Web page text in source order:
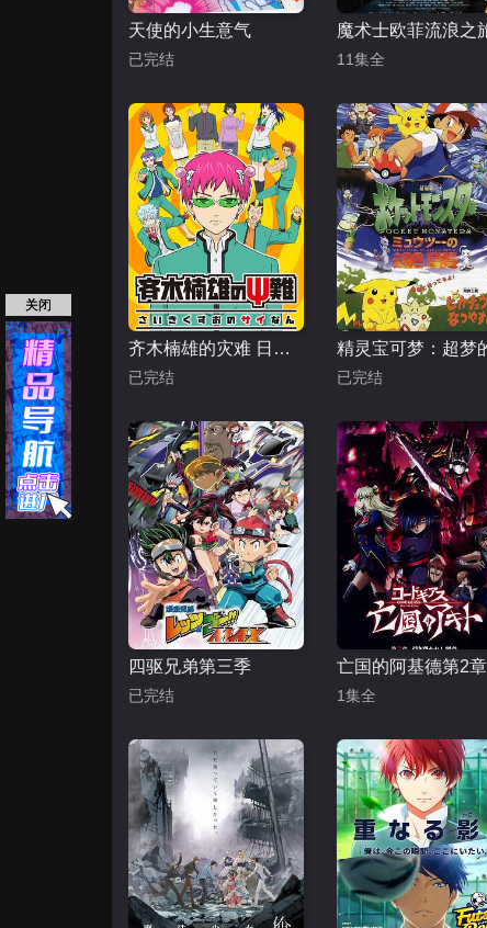
天使的小生意气
已完结 11集全
齐木楠雄的灾难 日播版
已完结 已完结
四驱兄弟第三季
已完结 1集全
关闭